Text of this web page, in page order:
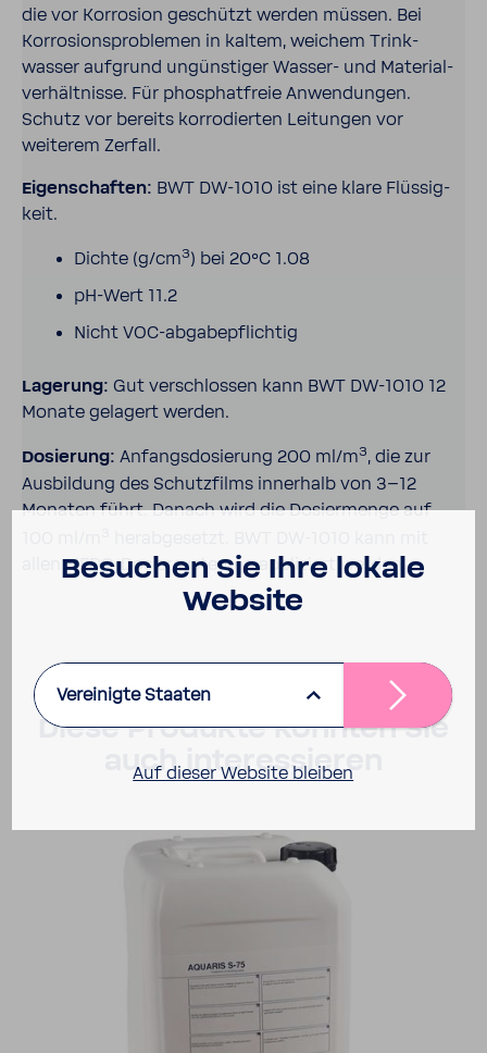
die vor Korro­sion geschützt werden müssen. Bei
Korro­si­ons­pro­blemen in kaltem, weichem Trink­
wasser aufgrund ungüns­tiger Wasser-​​ und Mate­ri­al­
ver­hält­nisse. Für phos­phat­freie Anwen­dungen.
Schutz vor bereits korro­dierten Leitungen vor
weiterem Zerfall.
Eigen­schaften: BWT DW-​1010 ist eine klare Flüs­sig­
keit.
Dichte (g/cm3) bei 20°C 1.08
pH-​Wert 11.2
Nicht VOC-​abga­be­pflichtig
Lage­rung: Gut verschlossen kann BWT DW-​1010 12
Monate gela­gert werden.
Dosie­rung: Anfangs­do­sie­rung 200 ml/m3, die zur
Ausbil­dung des Schutz­films inner­halb von 3–12
Monaten führt. Danach wird die Dosier­menge auf
allen MEDO-​Dosier­sys­temen appli­ziert werden.
Diese Produkte könnten Sie
auch inter­es­sieren
Besu­chen Sie Ihre lokale
Website
Vereinigte Staaten
Auf dieser Website bleiben